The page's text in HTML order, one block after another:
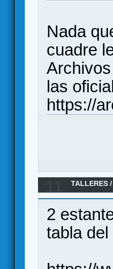
Nada
cuadre
las
https://
TALLERES
2
tabla